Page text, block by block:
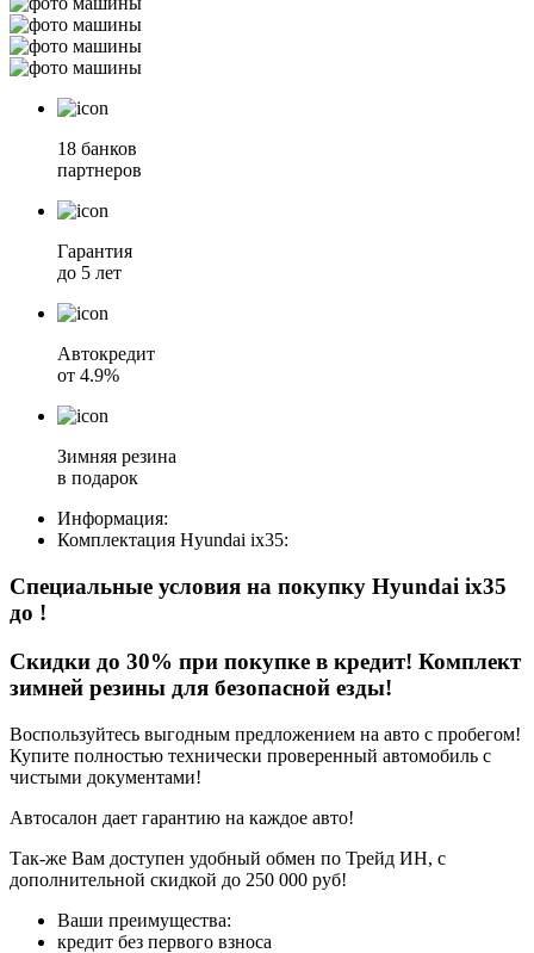
18 банков
партнеров
Гарантия
до 5 лет
Автокредит
от 4.9%
Зимняя резина
в подарок
Информация:
Комплектация Hyundai ix35:
Специальные условия на покупку Hyundai ix35
до !
Скидки до 30% при покупке в кредит! Комплект
зимней резины для безопасной езды!
Воспользуйтесь выгодным предложением на авто с пробегом!
Купите полностью технически проверенный автомобиль с
чистыми документами!
Автосалон дает гарантию на каждое авто!
Так-же Вам доступен удобный обмен по Трейд ИН, с
дополнительной скидкой до 250 000 руб!
Ваши преимущества:
кредит без первого взноса